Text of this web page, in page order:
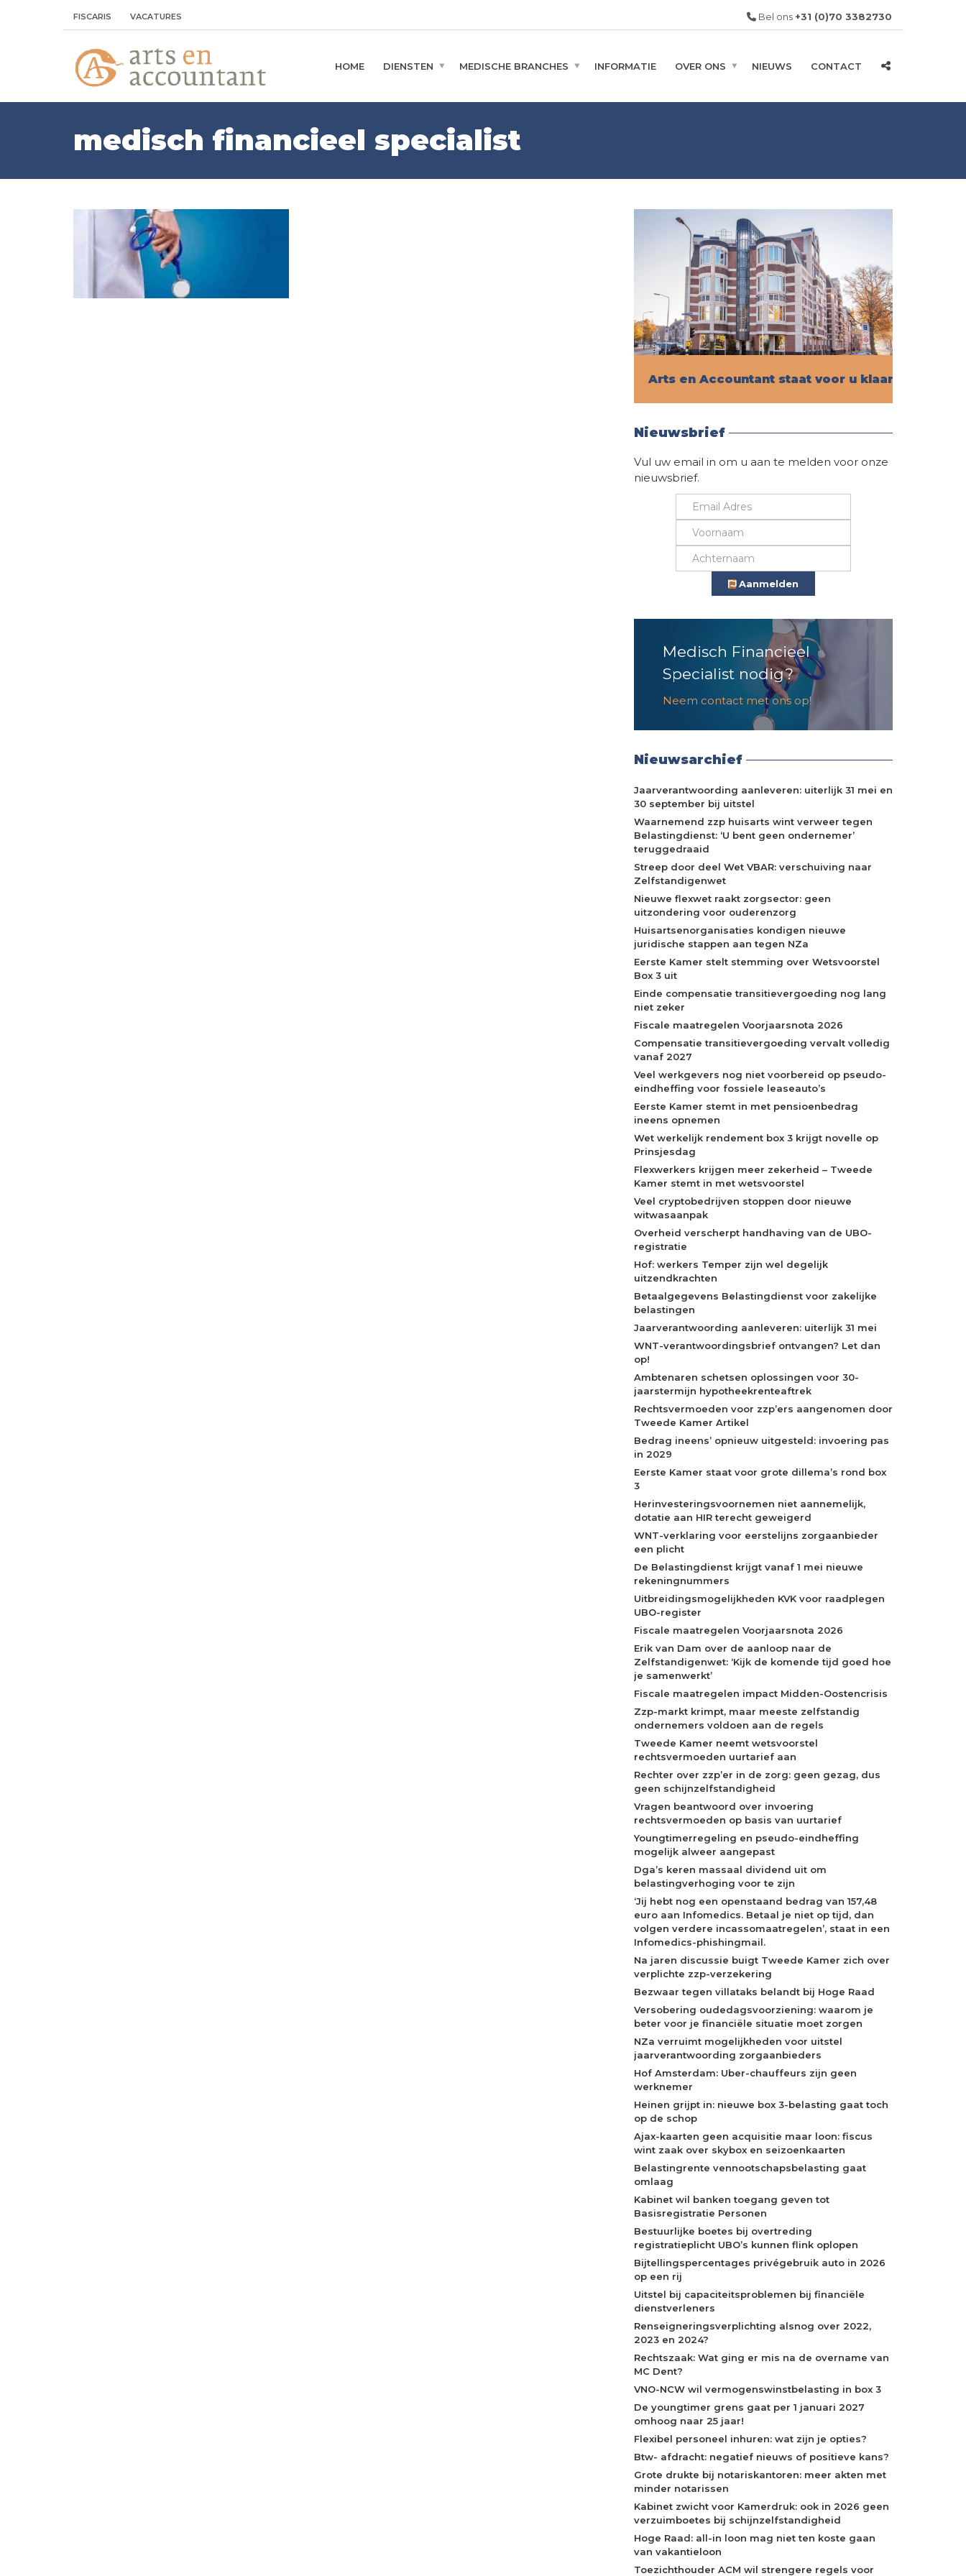
FISCARIS VACATURES Bel ons +31 (0)70 3382730
HOME DIENSTEN MEDISCHE BRANCHES INFORMATIE OVER ONS NIEUWS CONTACT
medisch financieel specialist
Arts en Accountant staat voor u klaar!
Nieuwsbrief
Vul uw email in om u aan te melden voor onze
nieuwsbrief.
Aanmelden
Medisch Financieel
Specialist nodig?
Neem contact met ons op!
Nieuwsarchief
Jaarverantwoording aanleveren: uiterlijk 31 mei en
30 september bij uitstel
Waarnemend zzp huisarts wint verweer tegen
Belastingdienst: ‘U bent geen ondernemer’
teruggedraaid
Streep door deel Wet VBAR: verschuiving naar
Zelfstandigenwet
Nieuwe flexwet raakt zorgsector: geen
uitzondering voor ouderenzorg
Huisartsenorganisaties kondigen nieuwe
juridische stappen aan tegen NZa
Eerste Kamer stelt stemming over Wetsvoorstel
Box 3 uit
Einde compensatie transitievergoeding nog lang
niet zeker
Fiscale maatregelen Voorjaarsnota 2026
Compensatie transitievergoeding vervalt volledig
vanaf 2027
Veel werkgevers nog niet voorbereid op pseudo-
eindheffing voor fossiele leaseauto’s
Eerste Kamer stemt in met pensioenbedrag
ineens opnemen
Wet werkelijk rendement box 3 krijgt novelle op
Prinsjesdag
Flexwerkers krijgen meer zekerheid – Tweede
Kamer stemt in met wetsvoorstel
Veel cryptobedrijven stoppen door nieuwe
witwasaanpak
Overheid verscherpt handhaving van de UBO-
registratie
Hof: werkers Temper zijn wel degelijk
uitzendkrachten
Betaalgegevens Belastingdienst voor zakelijke
belastingen
Jaarverantwoording aanleveren: uiterlijk 31 mei
WNT-verantwoordingsbrief ontvangen? Let dan
op!
Ambtenaren schetsen oplossingen voor 30-
jaarstermijn hypotheekrenteaftrek
Rechtsvermoeden voor zzp’ers aangenomen door
Tweede Kamer Artikel
Bedrag ineens’ opnieuw uitgesteld: invoering pas
in 2029
Eerste Kamer staat voor grote dillema’s rond box
3
Herinvesteringsvoornemen niet aannemelijk,
dotatie aan HIR terecht geweigerd
WNT-verklaring voor eerstelijns zorgaanbieder
een plicht
De Belastingdienst krijgt vanaf 1 mei nieuwe
rekeningnummers
Uitbreidingsmogelijkheden KVK voor raadplegen
UBO-register
Fiscale maatregelen Voorjaarsnota 2026
Erik van Dam over de aanloop naar de
Zelfstandigenwet: ‘Kijk de komende tijd goed hoe
je samenwerkt’
Fiscale maatregelen impact Midden-Oostencrisis
Zzp-markt krimpt, maar meeste zelfstandig
ondernemers voldoen aan de regels
Tweede Kamer neemt wetsvoorstel
rechtsvermoeden uurtarief aan
Rechter over zzp’er in de zorg: geen gezag, dus
geen schijnzelfstandigheid
Vragen beantwoord over invoering
rechtsvermoeden op basis van uurtarief
Youngtimerregeling en pseudo-eindheffing
mogelijk alweer aangepast
Dga’s keren massaal dividend uit om
belastingverhoging voor te zijn
‘Jij hebt nog een openstaand bedrag van 157,48
euro aan Infomedics. Betaal je niet op tijd, dan
volgen verdere incassomaatregelen’, staat in een
Infomedics-phishingmail.
Na jaren discussie buigt Tweede Kamer zich over
verplichte zzp-verzekering
Bezwaar tegen villataks belandt bij Hoge Raad
Versobering oudedagsvoorziening: waarom je
beter voor je financiële situatie moet zorgen
NZa verruimt mogelijkheden voor uitstel
jaarverantwoording zorgaanbieders
Hof Amsterdam: Uber-chauffeurs zijn geen
werknemer
Heinen grijpt in: nieuwe box 3-belasting gaat toch
op de schop
Ajax-kaarten geen acquisitie maar loon: fiscus
wint zaak over skybox en seizoenkaarten
Belastingrente vennootschapsbelasting gaat
omlaag
Kabinet wil banken toegang geven tot
Basisregistratie Personen
Bestuurlijke boetes bij overtreding
registratieplicht UBO’s kunnen flink oplopen
Bijtellingspercentages privégebruik auto in 2026
op een rij
Uitstel bij capaciteitsproblemen bij financiële
dienstverleners
Renseigneringsverplichting alsnog over 2022,
2023 en 2024?
Rechtszaak: Wat ging er mis na de overname van
MC Dent?
VNO-NCW wil vermogenswinstbelasting in box 3
De youngtimer grens gaat per 1 januari 2027
omhoog naar 25 jaar!
Flexibel personeel inhuren: wat zijn je opties?
Btw- afdracht: negatief nieuws of positieve kans?
Grote drukte bij notariskantoren: meer akten met
minder notarissen
Kabinet zwicht voor Kamerdruk: ook in 2026 geen
verzuimboetes bij schijnzelfstandigheid
Hoge Raad: all-in loon mag niet ten koste gaan
van vakantieloon
Toezichthouder ACM wil strengere regels voor